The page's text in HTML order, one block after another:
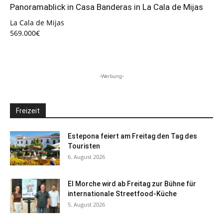
Panoramablick in Casa Banderas in La Cala de Mijas
La Cala de Mijas
569.000€
-Werbung-
Freizeit
Estepona feiert am Freitag den Tag des
Touristen
6. August 2026
El Morche wird ab Freitag zur Bühne für
internationale Streetfood-Küche
5. August 2026